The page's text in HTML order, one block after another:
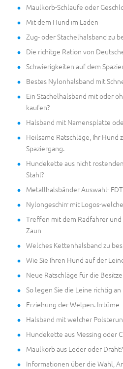
Maulkorb-Schlaufe oder
Mit dem Hund im Laden
Zug- oder Stachelhalsband zu
Die richitge Ration von
Schwierigkeiten auf dem
Bestes Nylonhalsband mit
Ein Stachelhalsband mit oder
kaufen?
Halsband mit Namensplatte
Heilsame Ratschläge, Ihr Hund
Spaziergang.
Hundekette aus nicht
Stahl?
Metallhalsbänder Auswahl-
Nylongeschirr mit Logos-
Treffen mit dem Radfahrer
Zaun
Welches Kettenhalsband zu
Wie Sie Ihren Hund auf der
Neue Ratschläge für die
So legen Sie die Leine richtig an
Erziehung der Welpen. Irrtüme
Halsband mit welcher
Hundekette aus Messing oder
Maulkorb aus Leder oder Draht?
Informationen über die Wahl,